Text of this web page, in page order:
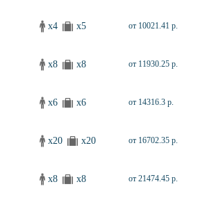
x4 x5 от 10021.41 р.
x8 x8 от 11930.25 р.
x6 x6 от 14316.3 р.
x20 x20 от 16702.35 р.
x8 x8 от 21474.45 р.